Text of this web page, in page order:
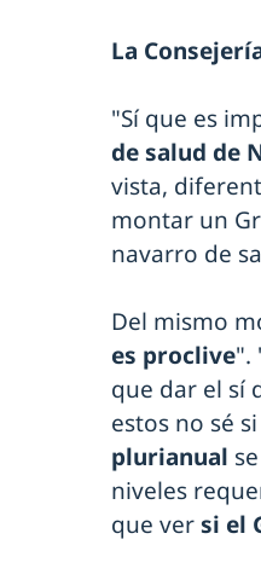
La
"Sí que es
de salud de
vista,
montar un
navarro de
Del mismo
es proclive".
que dar el sí
estos no sé
plurianual
niveles
que versi el